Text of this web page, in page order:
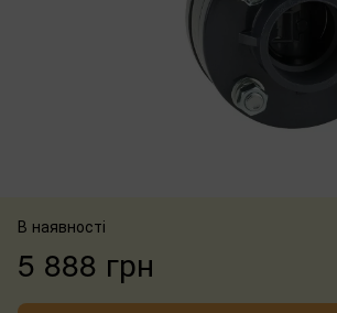
В наявності
5 888 грн